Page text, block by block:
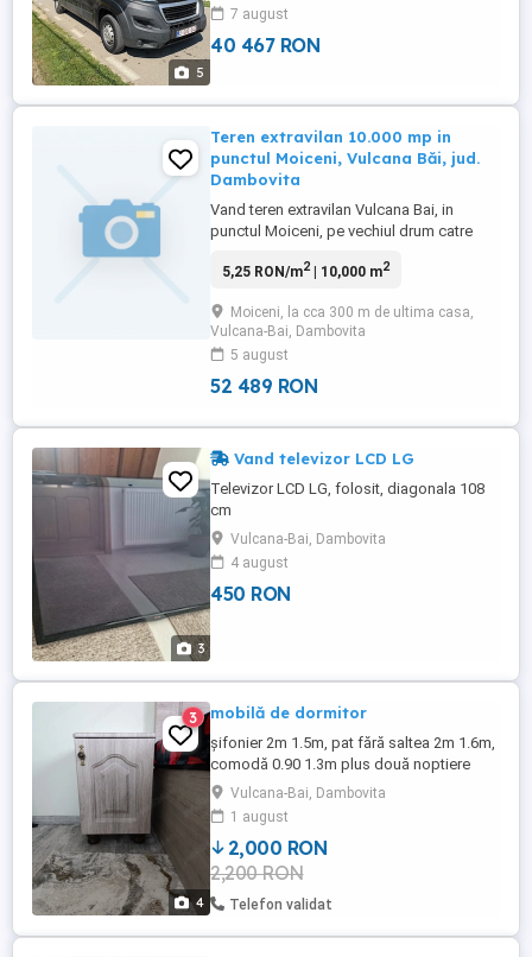
5
7 august
40 467 RON
Teren extravilan 10.000 mp in
punctul Moiceni, Vulcana Băi, jud.
Dambovita
Vand teren extravilan Vulcana Bai, in
punctul Moiceni, pe vechiul drum catre
Pretul este 1 euro mp.
5,25 RON/m2| 10,000 m2
Moiceni, la cca 300 m de ultima casa,
Vulcana-Bai, Dambovita
5 august
52 489 RON
3
Vand televizor LCD LG
Televizor LCD LG, folosit, diagonala 108
cm
Vulcana-Bai, Dambovita
4 august
450 RON
4
3 mobilă de dormitor
șifonier 2m 1.5m, pat fără saltea 2m 1.6m,
comodă 0.90 1.3m plus două noptiere
Vulcana-Bai, Dambovita
1 august
2,000 RON
2,200 RON
Telefon validat